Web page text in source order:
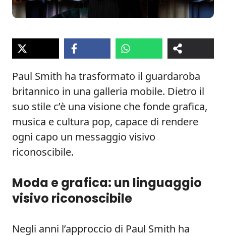
Paul Smith ha trasformato il guardaroba
britannico in una galleria mobile. Dietro il
suo stile c’è una visione che fonde grafica,
musica e cultura pop, capace di rendere
ogni capo un messaggio visivo
riconoscibile.
Moda e grafica: un linguaggio
visivo riconoscibile
Negli anni l’approccio di Paul Smith ha